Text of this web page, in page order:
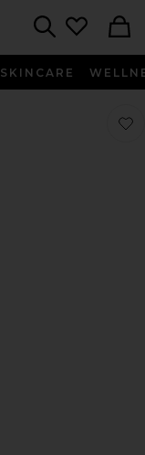
SKINCARE
お気
お気